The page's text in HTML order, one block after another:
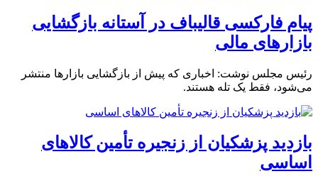
پیام فارکسی قالیباف در آستانه بازگشایی
بازارهای مالی
رئیس مجلس نوشت: اخباری که پیش از بازگشایی بازارها منتشر
می‌‌شود، فقط یک تله هستند.
بازدید پزشکیان از زنجیره تأمین کالاهای
اساسی